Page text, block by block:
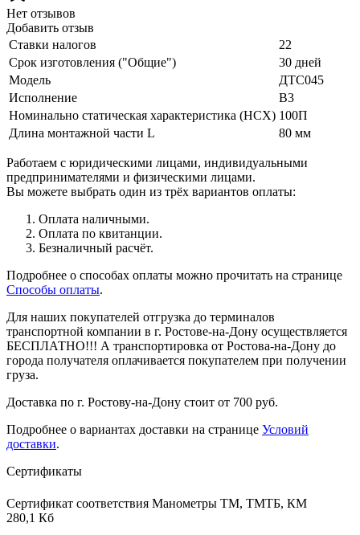
Нет отзывов
Добавить отзыв
Ставки налогов
22
Срок изготовления ("Общие")
30 дней
Модель
ДТС045
Исполнение
В3
Номинально статическая характеристика (НСХ) 100П
Длина монтажной части L
80 мм
Работаем с юридическими лицами, индивидуальными
предпринимателями и физическими лицами.
Вы можете выбрать один из трёх вариантов оплаты:
Оплата наличными.
Оплата по квитанции.
Безналичный расчёт.
Подробнее о способах оплаты можно прочитать на странице
Способы оплаты.
Для наших покупателей отгрузка до терминалов
транспортной компании в г. Ростове-на-Дону осуществляется
БЕСПЛАТНО!!! А транспортировка от Ростова-на-Дону до
города получателя оплачивается покупателем при получении
груза.
Доставка по г. Ростову-на-Дону стоит от 700 руб.
Подробнее о вариантах доставки на странице Условий
доставки.
Сертификаты
Сертификат соответствия Манометры ТМ, ТМТБ, КМ
280,1 Кб